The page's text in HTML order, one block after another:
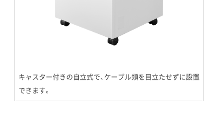
キャスター付きの自立式で、ケーブル類を目立たせずに設置
できます。